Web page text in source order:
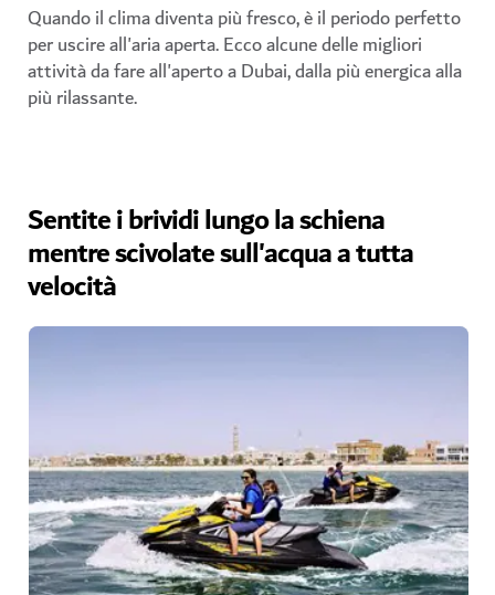
Quando il clima diventa più fresco, è il periodo perfetto
per uscire all'aria aperta. Ecco alcune delle migliori
attività da fare all'aperto a Dubai, dalla più energica alla
più rilassante.
Sentite i brividi lungo la schiena
mentre scivolate sull'acqua a tutta
velocità